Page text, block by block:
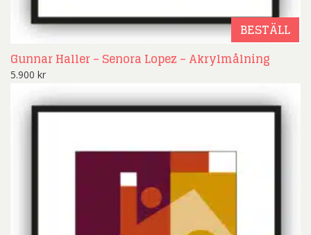
BESTÄLL
Gunnar Haller – Senora Lopez – Akrylmålning
5.900 kr